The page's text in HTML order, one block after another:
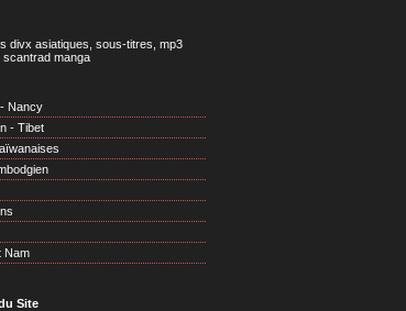
divx asiatiques, sous-titres, mp3
scantrad manga
- Nancy
- Tibet
Nam
Site